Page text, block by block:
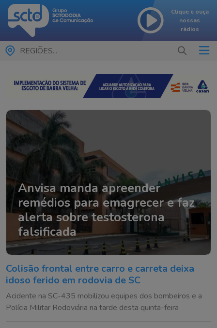
Clique e ouça
nossas
rádios
REGIÕES...
Anvisa manda apreender
remédios para emagrecer e faz
alerta sobre testosterona
falsificada
Colisão frontal entre carro e carreta deixa
idoso ferido em rodovia de SC
Acidente na SC-435 mobilizou equipes dos bombeiros e a
Polícia Militar Rodoviária na tarde desta quinta-feira